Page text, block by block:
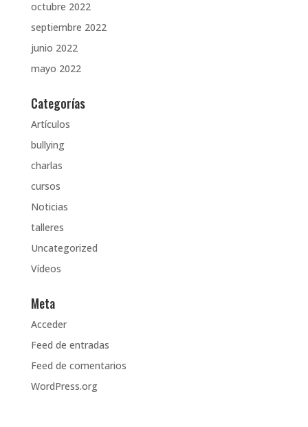
octubre 2022
septiembre 2022
junio 2022
mayo 2022
Categorías
Artículos
bullying
charlas
cursos
Noticias
talleres
Uncategorized
Vídeos
Meta
Acceder
Feed de entradas
Feed de comentarios
WordPress.org